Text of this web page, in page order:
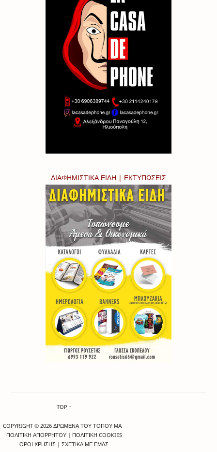
ΔΙΑΦΗΜΙΣΤΙΚΑ ΕΙΔΗ | ΕΚΤΥΠΩΣΕΙΣ
TOP ↑
COPYRIGHT © 2026 ΔΡΩΜΕΝΑ ΤΟΥ ΤΟΠΟΥ ΜΑΣ
ΠΟΛΙΤΙΚΗ ΑΠΟΡΡΗΤΟΥ| ΠΟΛΙΤΙΚΗ COOKIES
ΟΡΟΙ ΧΡΗΣΗΣ |ΣΧΕΤΙΚΑ ΜΕ ΕΜΑΣ